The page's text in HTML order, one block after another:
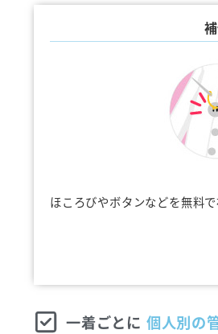
ほころびやボタンなどを無料で
一着ごとに 個人別の